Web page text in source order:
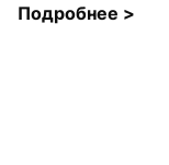
Подробнее >